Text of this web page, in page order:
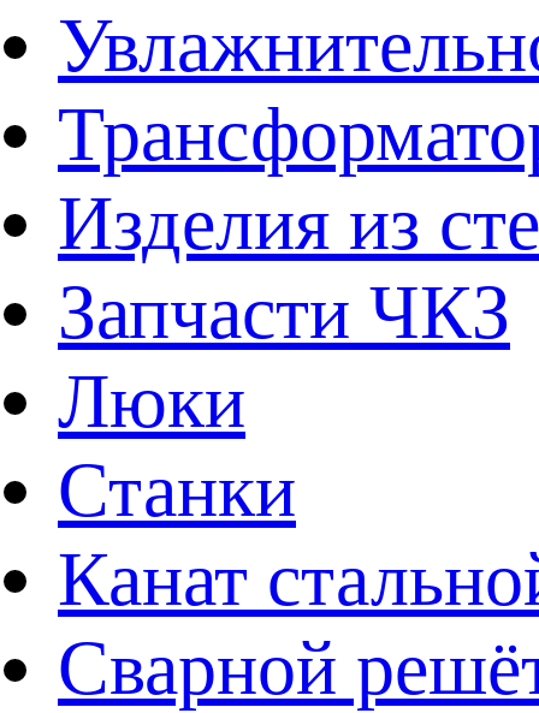
Изделия из
Запчасти ЧКЗ
Люки
Станки
Канат
Сварной